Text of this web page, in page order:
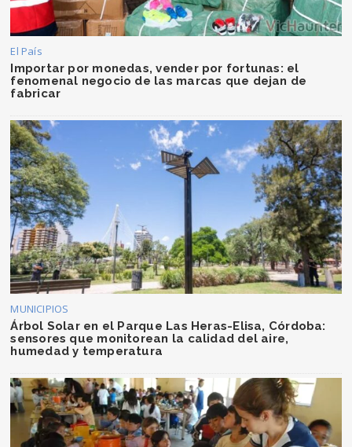
El País
Importar por monedas, vender por fortunas: el
fenomenal negocio de las marcas que dejan de
fabricar
MUNICIPIOS
Árbol Solar en el Parque Las Heras-Elisa, Córdoba:
sensores que monitorean la calidad del aire,
humedad y temperatura